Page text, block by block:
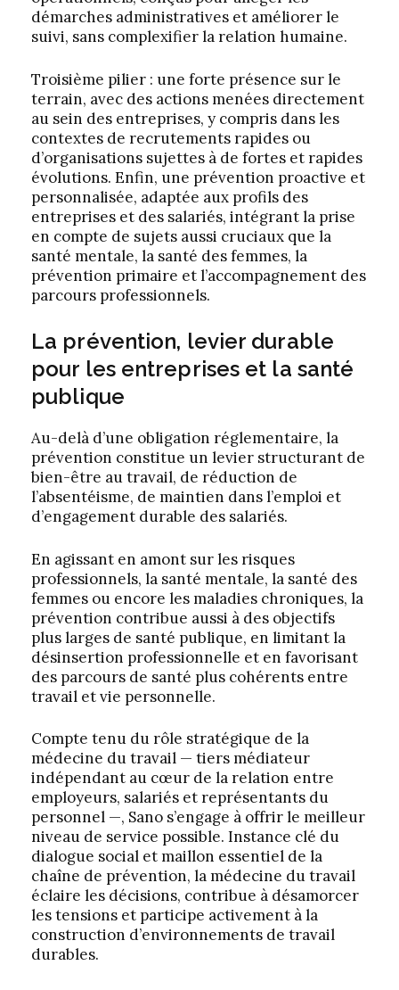
démarches administratives et améliorer le
suivi, sans complexifier la relation humaine.
Troisième pilier : une forte présence sur le
terrain, avec des actions menées directement
au sein des entreprises, y compris dans les
contextes de recrutements rapides ou
d’organisations sujettes à de fortes et rapides
évolutions. Enfin, une prévention proactive et
personnalisée, adaptée aux profils des
entreprises et des salariés, intégrant la prise
en compte de sujets aussi cruciaux que la
santé mentale, la santé des femmes, la
prévention primaire et l’accompagnement des
parcours professionnels.
La prévention, levier durable
pour les entreprises et la santé
publique
Au-delà d’une obligation réglementaire, la
prévention constitue un levier structurant de
bien-être au travail, de réduction de
l’absentéisme, de maintien dans l’emploi et
d’engagement durable des salariés.
En agissant en amont sur les risques
professionnels, la santé mentale, la santé des
femmes ou encore les maladies chroniques, la
prévention contribue aussi à des objectifs
plus larges de santé publique, en limitant la
désinsertion professionnelle et en favorisant
des parcours de santé plus cohérents entre
travail et vie personnelle.
Compte tenu du rôle stratégique de la
médecine du travail — tiers médiateur
indépendant au cœur de la relation entre
employeurs, salariés et représentants du
personnel —, Sano s’engage à offrir le meilleur
niveau de service possible. Instance clé du
dialogue social et maillon essentiel de la
chaîne de prévention, la médecine du travail
éclaire les décisions, contribue à désamorcer
les tensions et participe activement à la
construction d’environnements de travail
durables.